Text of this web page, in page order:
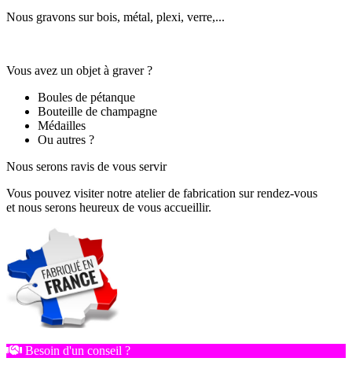
Nous gravons sur bois, métal, plexi, verre,...
Vous avez un objet à graver ?
Boules de pétanque
Bouteille de champagne
Médailles
Ou autres ?
Nous serons ravis de vous servir
Vous pouvez visiter notre atelier de fabrication sur rendez-vous
et nous serons heureux de vous accueillir.
Besoin d'un conseil ?